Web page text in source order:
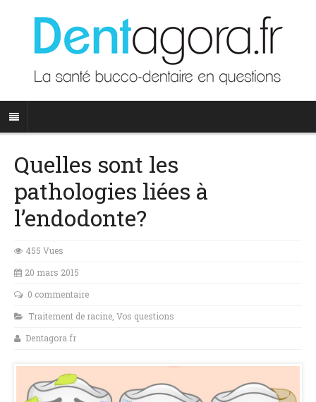
Quelles sont les
pathologies liées à
l’endodonte?
455 Vues
20 mars 2015
0 commentaire
Traitement de racine Vos questions
Dentagora.fr